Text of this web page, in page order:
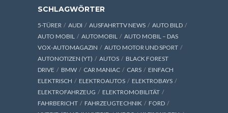
SCHLAGWÖRTER
5-TÜRER AUDI AUSFAHRTTV NEWS
AUTO BILD
AUTO MOBIL
AUTOMOBIL
AUTO MOBIL – DAS
VOX-AUTOMAGAZIN
AUTO MOTOR UND SPORT
AUTONOTIZEN (YT)
AUTOS
BLACK FOREST
DRIVE
BMW CAR MANIAC CARS
EINFACH
ELEKTRISCH
ELEKTROAUTOS
ELEKTROBAYS
ELEKTROFAHRZEUG
ELEKTROMOBILITÄT
FAHRBERICHT
FAHRZEUGTECHNIK
FORD